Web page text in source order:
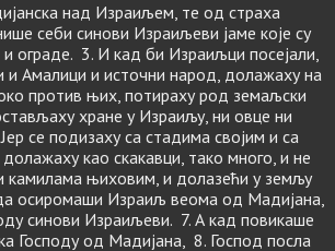
над Израиљем, те од страха
себи синови Израиљеви јаме које су
ограде. 3. И кад би Израиљци посејали,
и Амалици и источни народ, долажаху на
против њих, потираху род земаљски
хране у Израиљу, ни овце ни
се подизаху са стадима својим и са
као скакавци, тако много, и не
камилама њиховим, и долазећи у земљу
осиромаши Израиљ веома од Мадијана,
синови Израиљеви. 7. А кад повикаше
Господу од Мадијана, 8. Господ посла